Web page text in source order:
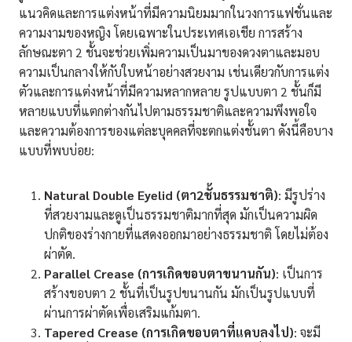
แนวคิดและการแต่งหน้าที่มีความนิยมมากในวงการแฟชั่นและ
ความงามของหญิง โดยเฉพาะในประเทศเอเชีย การสร้าง
ลักษณะตา 2 ชั้นจะช่วยเพิ่มความเป็นมาของดวงตาและมอบ
ความเป็นกลางให้กับใบหน้าอย่างสวยงาม เช่นเดียวกับการแต่ง
ตัวและการแต่งหน้าที่มีความหลากหลาย รูปแบบตา 2 ชั้นก็มี
หลายแบบที่แตกต่างกันไปตามธรรมชาติและความพึงพอใจ
และความต้องการของแต่ละบุคคลที่จะตกแต่งชั้นตา ดังนี้คือบาง
แบบที่พบบ่อย:
Natural Double Eyelid (ตา2ชั้นธรรมชาติ): มีรูปร่าง
ที่สวยงามและดูเป็นธรรมชาติมากที่สุด มักเป็นความผิด
ปกติของร่างกายที่แสดงออกมาอย่างธรรมชาติ โดยไม่ต้อง
ผ่าตัด.
Parallel Crease (การเกิดขอบตาขนานกัน): เป็นการ
สร้างขอบตา 2 ชั้นที่เป็นรูปขนานกัน มักเป็นรูปแบบที่
ผ่านการผ่าตัดเพื่อเสริมแก้มตา.
Tapered Crease (การเกิดขอบตาที่แคบลงไป): จะมี